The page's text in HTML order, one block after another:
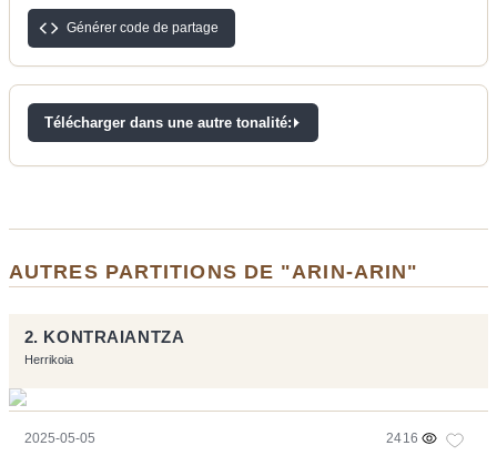
Générer code de partage
Télécharger dans une autre tonalité:
AUTRES PARTITIONS DE "ARIN-ARIN"
2. KONTRAIANTZA
Herrikoia
2025-05-05 2416